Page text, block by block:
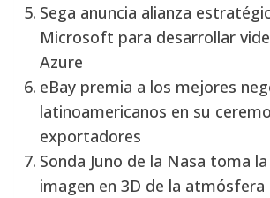
Sega anuncia alianza
Microsoft para desarrollar
Azure
eBay premia a los mejores
latinoamericanos en su
exportadores
Sonda Juno de la Nasa toma
imagen en 3D de la atmósfera